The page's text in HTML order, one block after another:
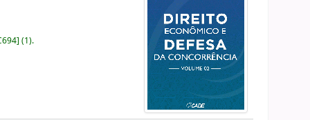
](1).